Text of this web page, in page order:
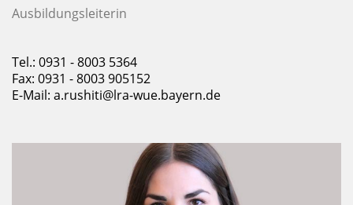
Ausbildungsleiterin
Tel.: 0931 - 8003 5364
Fax: 0931 - 8003 905152
E-Mail: a.rushiti@lra-wue.bayern.de